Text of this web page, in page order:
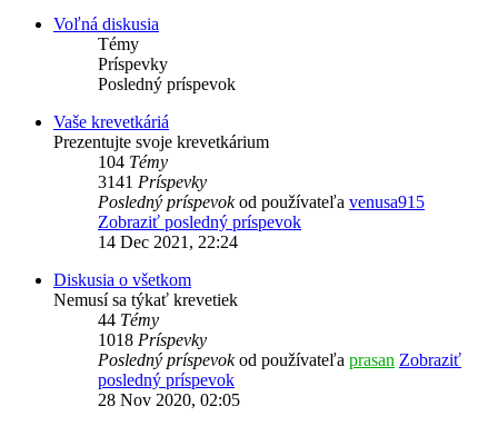
Voľná diskusia
Témy
Príspevky
Posledný príspevok
Vaše krevetkáriá
Prezentujte svoje krevetkárium
104 Témy
3141 Príspevky
Posledný príspevokod používateľa venusa915
Zobraziť posledný príspevok
14 Dec 2021, 22:24
Diskusia o všetkom
Nemusí sa týkať krevetiek
44 Témy
1018 Príspevky
Posledný príspevokod používateľa prasan Zobraziť
posledný príspevok
28 Nov 2020, 02:05